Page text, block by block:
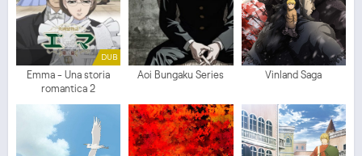
DUB
Emma - Una storia
romantica 2
Aoi Bungaku Series Vinland Saga